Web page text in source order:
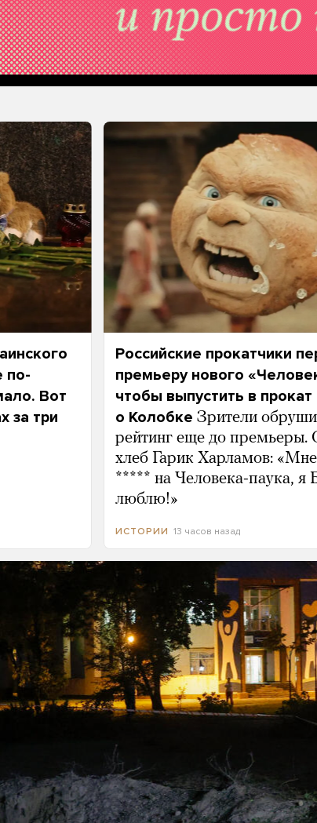
по-
Вот
за три
Российские прокатчики
премьеру нового
чтобы выпустить в
о Колобке Зрители
рейтинг еще до премьеры.
хлеб Гарик Харламов:
***** на Человека-паука, я
люблю!»
ИСТОРИИ 13 часов назад